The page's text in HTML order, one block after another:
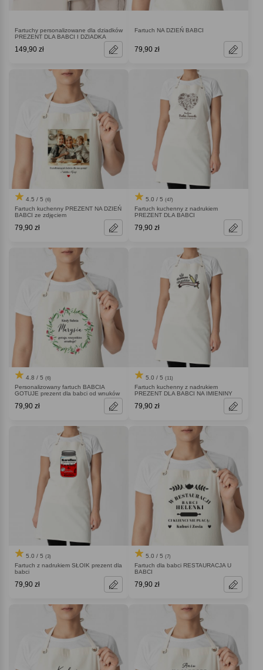
Fartuchy personalizowane dla dziadków
PREZENT DLA BABCI I DZIADKA
149,90 zł
Fartuch NA DZIEŃ BABCI
79,90 zł
4.5 / 5 (6)
Fartuch kuchenny PREZENT NA DZIEŃ
BABCI ze zdjęciem
79,90 zł
5.0 / 5 (47)
Fartuch kuchenny z nadrukiem
PREZENT DLA BABCI
79,90 zł
4.8 / 5 (6)
Personalizowany fartuch BABCIA
GOTUJE prezent dla babci od wnuków
79,90 zł
5.0 / 5 (11)
Fartuch kuchenny z nadrukiem
PREZENT DLA BABCI NA IMIENINY
79,90 zł
5.0 / 5 (3)
Fartuch z nadrukiem SŁOIK prezent dla
babci
79,90 zł
5.0 / 5 (7)
Fartuch dla babci RESTAURACJA U
BABCI
79,90 zł